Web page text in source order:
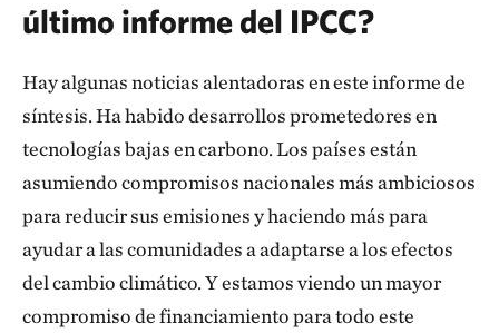
último informe del IPCC?
Hay algunas noticias alentadoras en este informe de
síntesis. Ha habido desarrollos prometedores en
tecnologías bajas en carbono. Los países están
asumiendo compromisos nacionales más ambiciosos
para reducir sus emisiones y haciendo más para
ayudar a las comunidades a adaptarse a los efectos
del cambio climático. Y estamos viendo un mayor
compromiso de financiamiento para todo este